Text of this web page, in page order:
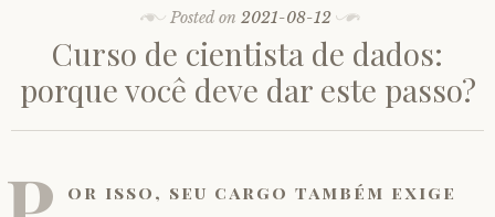
Posted on2021-08-12
Curso de cientista de dados:
porque você deve dar este passo?
or isso, seu cargo também exige